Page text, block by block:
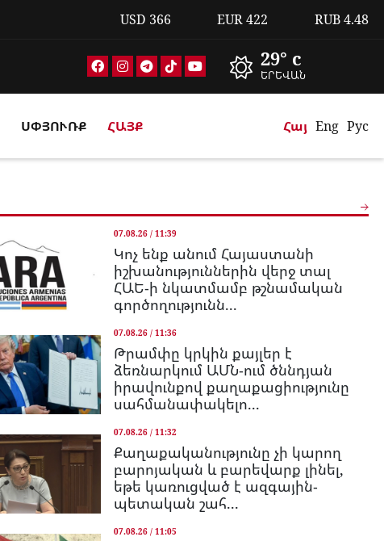
USD 366 EUR422 RUB4.48
29° c
ԵՐԵՎԱՆ
ՍՓՅՈՒՌՔ ՀԱՅՔ Հայ Eng Рус
07.08.26 / 11:39
Կոչ ենք անում Հայաստանի
իշխանություններին վերջ տալ
ՀԱԵ-ի նկատմամբ թշնամական
գործողությունն...
07.08.26 / 11:36
Թրամփը կրկին քայլեր է
ձեռնարկում ԱՄՆ-ում ծննդյան
իրավունքով քաղաքացիությունը
սահմանափակելո...
07.08.26 / 11:32
Քաղաքականությունը չի կարող
բարոյական և բարեվարք լինել,
եթե կառուցված է ազգային-
պետական շահ...
07.08.26 / 11:05